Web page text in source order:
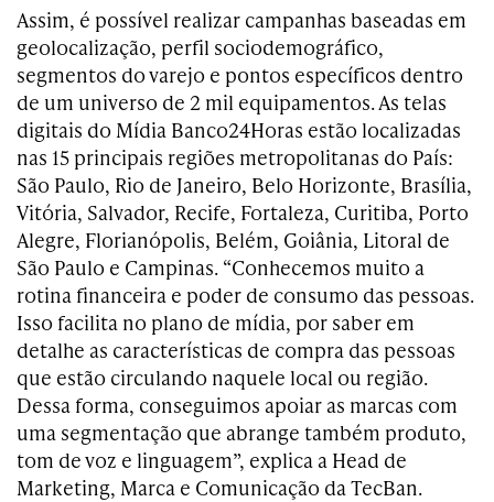
Assim, é possível realizar campanhas baseadas em
geolocalização, perfil sociodemográfico,
segmentos do varejo e pontos específicos dentro
de um universo de 2 mil equipamentos. As telas
digitais do Mídia Banco24Horas estão localizadas
nas 15 principais regiões metropolitanas do País:
São Paulo, Rio de Janeiro, Belo Horizonte, Brasília,
Vitória, Salvador, Recife, Fortaleza, Curitiba, Porto
Alegre, Florianópolis, Belém, Goiânia, Litoral de
São Paulo e Campinas. “Conhecemos muito a
rotina financeira e poder de consumo das pessoas.
Isso facilita no plano de mídia, por saber em
detalhe as características de compra das pessoas
que estão circulando naquele local ou região.
Dessa forma, conseguimos apoiar as marcas com
uma segmentação que abrange também produto,
tom de voz e linguagem”, explica a Head de
Marketing, Marca e Comunicação da TecBan.